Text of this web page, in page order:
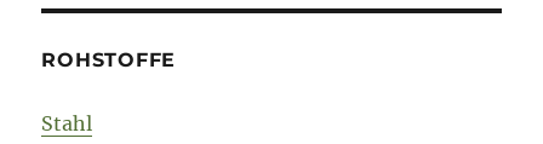
ROHSTOFFE
Stahl